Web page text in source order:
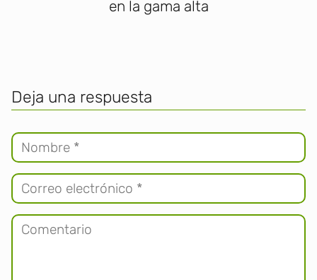
en la gama alta
Deja una respuesta